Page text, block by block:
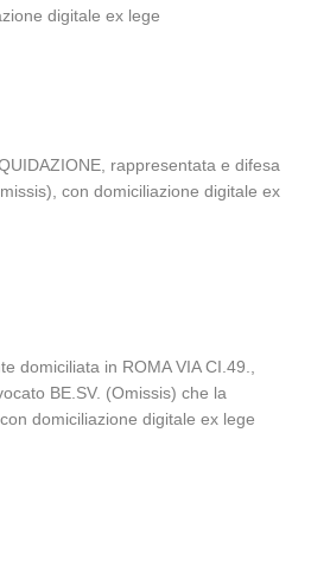
digitale ex lege
rappresentata e difesa
con domiciliazione digitale ex
domiciliata in ROMA VIA CI.49.,
BE.SV. (Omissis) che la
domiciliazione digitale ex lege